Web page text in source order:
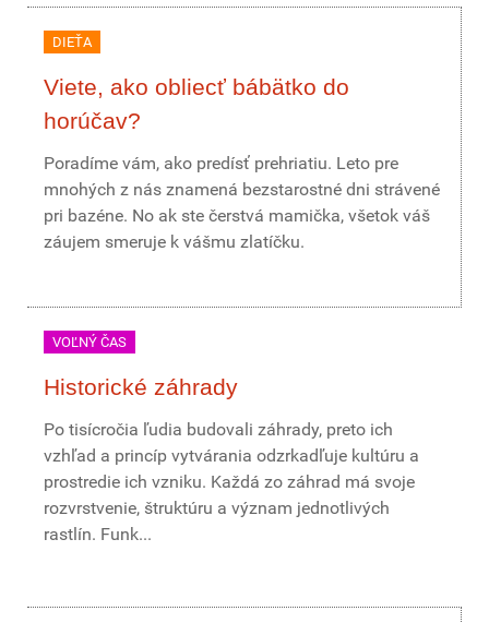
DIEŤA
Viete, ako obliecť bábätko do
horúčav?
Poradíme vám, ako predísť prehriatiu. Leto pre
mnohých z nás znamená bezstarostné dni strávené
pri bazéne. No ak ste čerstvá mamička, všetok váš
záujem smeruje k vášmu zlatíčku.
VOĽNÝ ČAS
Historické záhrady
Po tisícročia ľudia budovali záhrady, preto ich
vzhľad a princíp vytvárania odzrkadľuje kultúru a
prostredie ich vzniku. Každá zo záhrad má svoje
rozvrstvenie, štruktúru a význam jednotlivých
rastlín. Funk...